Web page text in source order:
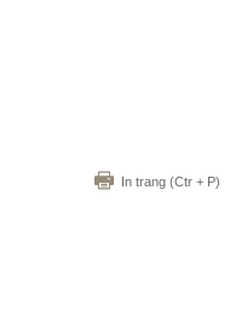
In trang (Ctr + P)